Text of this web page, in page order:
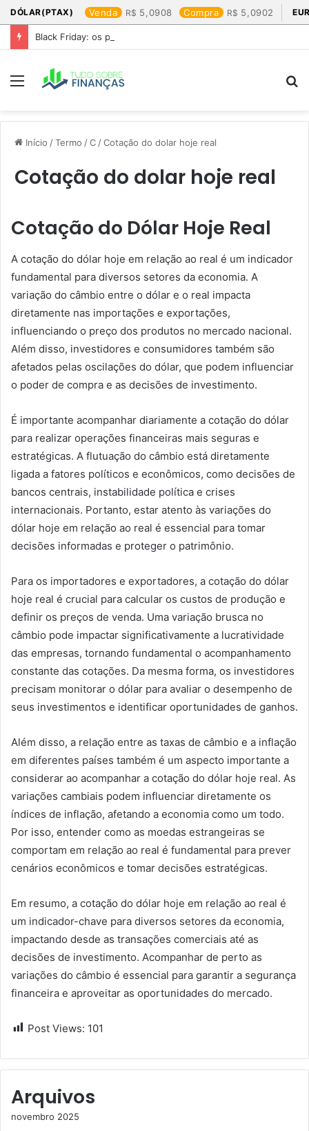
DÓLAR(PTAX) Venda 5,0908 Compra 5,0902
Black Friday: os produtos que mais valem a pena
Menu
Início /Termo /C /Cotação do dolar hoje real​
Cotação do dolar hoje real​
Cotação do Dólar Hoje Real
A cotação do dólar hoje em relação ao real é um indicador
fundamental para diversos setores da economia. A
variação do câmbio entre o dólar e o real impacta
diretamente nas importações e exportações,
influenciando o preço dos produtos no mercado nacional.
Além disso, investidores e consumidores também são
afetados pelas oscilações do dólar, que podem influenciar
o poder de compra e as decisões de investimento.
É importante acompanhar diariamente a cotação do dólar
para realizar operações financeiras mais seguras e
estratégicas. A flutuação do câmbio está diretamente
ligada a fatores políticos e econômicos, como decisões de
bancos centrais, instabilidade política e crises
internacionais. Portanto, estar atento às variações do
dólar hoje em relação ao real é essencial para tomar
decisões informadas e proteger o patrimônio.
Para os importadores e exportadores, a cotação do dólar
hoje real é crucial para calcular os custos de produção e
definir os preços de venda. Uma variação brusca no
câmbio pode impactar significativamente a lucratividade
das empresas, tornando fundamental o acompanhamento
constante das cotações. Da mesma forma, os investidores
precisam monitorar o dólar para avaliar o desempenho de
seus investimentos e identificar oportunidades de ganhos.
Além disso, a relação entre as taxas de câmbio e a inflação
em diferentes países também é um aspecto importante a
considerar ao acompanhar a cotação do dólar hoje real. As
variações cambiais podem influenciar diretamente os
índices de inflação, afetando a economia como um todo.
Por isso, entender como as moedas estrangeiras se
comportam em relação ao real é fundamental para prever
cenários econômicos e tomar decisões estratégicas.
Em resumo, a cotação do dólar hoje em relação ao real é
um indicador-chave para diversos setores da economia,
impactando desde as transações comerciais até as
decisões de investimento. Acompanhar de perto as
variações do câmbio é essencial para garantir a segurança
financeira e aproveitar as oportunidades do mercado.
Post Views: 101
Arquivos
novembro 2025